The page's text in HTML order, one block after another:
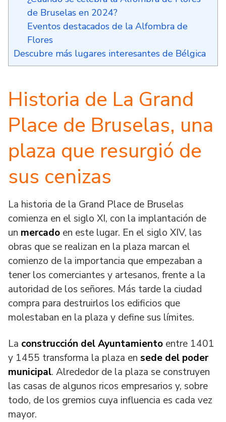
de Bruselas en 2024?
Eventos destacados de la Alfombra de
Flores
Descubre más lugares interesantes de Bélgica
Historia de La Grand
Place de Bruselas, una
plaza que resurgió de
sus cenizas
La historia de la Grand Place de Bruselas
comienza en el siglo XI, con la implantación de
un mercado en este lugar. En el siglo XIV, las
obras que se realizan en la plaza marcan el
comienzo de la importancia que empezaban a
tener los comerciantes y artesanos, frente a la
autoridad de los señores. Más tarde la ciudad
compra para destruirlos los edificios que
molestaban en la plaza y define sus límites.
La construcción del Ayuntamiento entre 1401
y 1455 transforma la plaza en sede del poder
municipal. Alrededor de la plaza se construyen
las casas de algunos ricos empresarios y, sobre
todo, de los gremios cuya influencia es cada vez
mayor.